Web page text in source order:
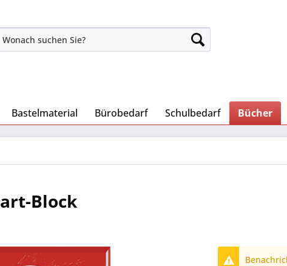
Bastelmaterial Bürobedarf Schulbedarf Bücher
Block